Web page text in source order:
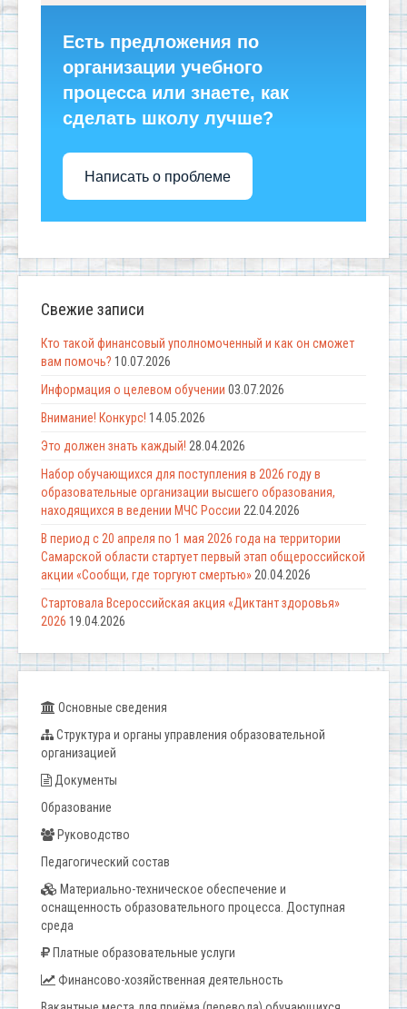
Есть предложения по
организации учебного
процесса или знаете, как
сделать школу лучше?
Написать о проблеме
Свежие записи
Кто такой финансовый уполномоченный и как он сможет
вам помочь? 10.07.2026
Информация о целевом обучении 03.07.2026
Внимание! Конкурс! 14.05.2026
Это должен знать каждый! 28.04.2026
Набор обучающихся для поступления в 2026 году в
образовательные организации высшего образования,
находящихся в ведении МЧС России 22.04.2026
В период с 20 апреля по 1 мая 2026 года на территории
Самарской области стартует первый этап общероссийской
акции «Сообщи, где торгуют смертью»20.04.2026
Стартовала Всероссийская акция «Диктант здоровья»
2026 19.04.2026
Основные сведения
Структура и органы управления образовательной
организацией
Документы
Образование
Руководство
Педагогический состав
Материально-техническое обеспечение и
оснащенность образовательного процесса. Доступная
среда
Платные образовательные услуги
Финансово-хозяйственная деятельность